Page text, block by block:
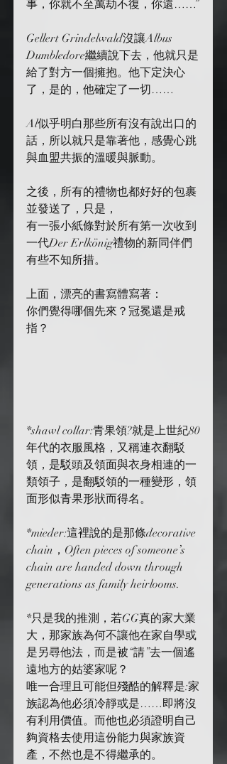
事，你就不至萬劫不復，你還……”
Gellert Grindelwald沒讓Albus
Dumbledore繼續說下去，他就只是
給了對方一個擁抱。他下定決心
了，是的，他確定了一切……
Al似乎明白那些所有沒有說出口的
話，所以就只是靠著他，感覺心跳
與血盟共振的溫暖與脈動。
之後，所有的禮物也都好好的包裹
並發送了，只是，
有一張小紙條對於所有第一次收到
一代Der Erlkönig禮物的新同伴們
有些不知所措。
上面，漂亮的書寫體寫著：
你們覺得哪個先來？冠冕還是戒
指？
*shawl collar:青果領?就是上世紀80
年代的衣服風格，又稱連衣翻駁
領，是駁頭及領面與衣身相連的一
類領子，是翻駁領的一種變形，領
面形似青果形狀而得名。
*mieder:這裡說的是那條decorative
chain，Often pieces of someone’s
chain are handed down through
generations as family heirlooms.
*只是我的推測，若GG真的家大業
大，那家族為何不讓他在家自學或
是另尋他法，而是被“請”去一個遙
遠地方的姑婆家呢？
唯一合理且可能但殘酷的解釋是:家
族認為他必須冷靜或是……即將沒
有利用價值。而他也必須證明自己
夠資格去使用這份能力與家族資
產，不然也是不得繼承的。